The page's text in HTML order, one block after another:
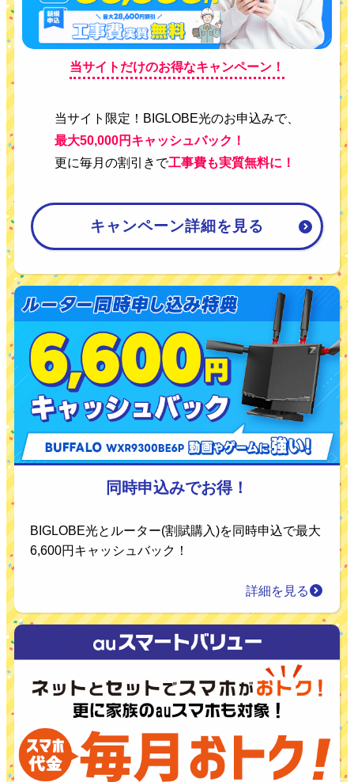
当サイトだけのお得なキャンペーン！
当サイト限定！BIGLOBE光のお申込みで、
最大50,000円キャッシュバック！
更に毎月の割引きで工事費も実質無料に！
キャンペーン詳細を見る
同時申込みでお得！
BIGLOBE光とルーター(割賦購入)を同時申込で最大
6,600円キャッシュバック！
詳細を見る